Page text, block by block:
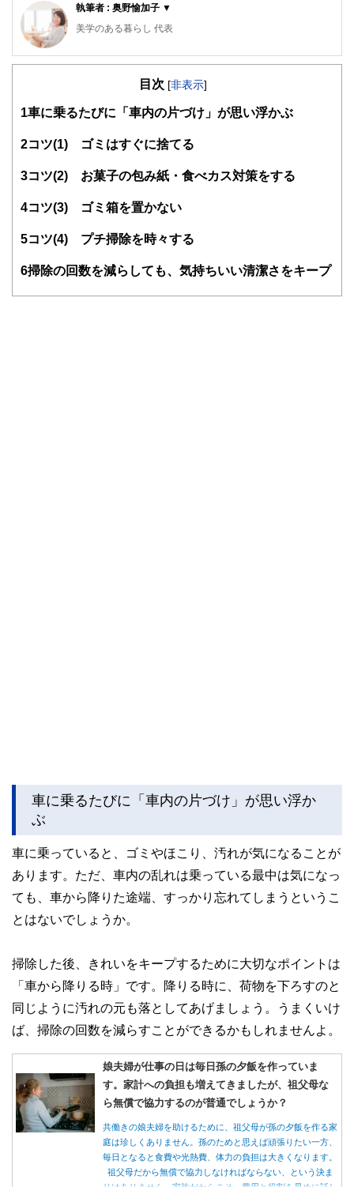
執筆者 : 奥野愉加子 ▼
美学のある暮らし 代表
整理収納アドバイザー認定講師。(photo:キャラバンサライ)
学び、英国インターンや建築設計会社勤務を経て、2011年
２年間のドイツ生活を経験。帰国後の現在は建築家デザイン
ら、建築や暮らしに関連するような仕事をしたいと考え、
ザーの資格を取得。認定講師として資格取得のための講座を
定期的に主催している。
＜美学のある暮らし＞
https://www.bigakurashi.jp
目次 [非表示]
1車に乗るたびに「車内の片づけ」が思い浮かぶ
2コツ(1) ゴミはすぐに捨てる
3コツ(2) お菓子の包み紙・食べカス対策をする
4コツ(3) ゴミ箱を置かない
5コツ(4) プチ掃除を時々する
6掃除の回数を減らしても、気持ちいい清潔さをキープ
車に乗るたびに「車内の片づけ」が思い浮か
ぶ
車に乗っていると、ゴミやほこり、汚れが気になることが
あります。ただ、車内の乱れは乗っている最中は気になっ
ても、車から降りた途端、すっかり忘れてしまうというこ
とはないでしょうか。
掃除した後、きれいをキープするために大切なポイントは
「車から降りる時」です。降りる時に、荷物を下ろすのと
同じように汚れの元も落としてあげましょう。うまくいけ
ば、掃除の回数を減らすことができるかもしれませんよ。
娘夫婦が仕事の日は毎日孫の夕飯を作っていま
す。家計への負担も増えてきましたが、祖父母な
ら無償で協力するのが普通でしょうか？
共働きの娘夫婦を助けるために、祖父母が孫の夕飯を作る家
庭は珍しくありません。孫のためと思えば頑張りたい一方、
毎日となると食費や光熱費、体力の負担は大きくなります。
祖父母だから無償で協力しなければならない、という決ま